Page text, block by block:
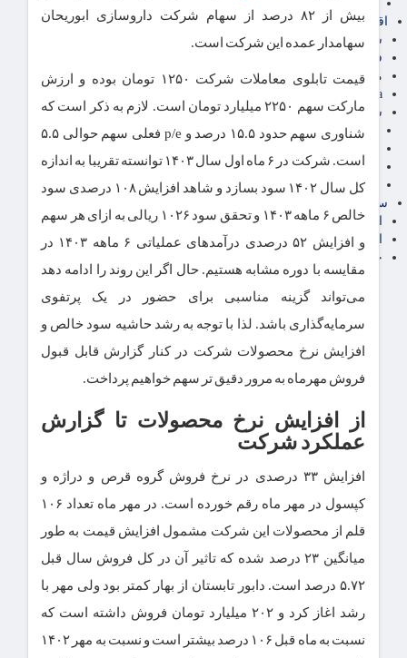
اقتصاد بین الملل
سیاسی
فارکس
مناطق آزاد تجاری
24intermedia
سایر اخبار اقتصادی
عمومی و سرگرمی
آگهی رسمی و مزایده
آکادمی آموزش اقتصادی
سایر رسانه ها
اقتصاد فارسی
اقتصاد آفرین
خرید انواع دیزل ژنراتور
بیش از ۸۲ درصد از سهام شرکت داروسازی ابوریحان
سهامدار عمده این شرکت است.
قیمت تابلوی معاملات شرکت ۱۲۵۰ تومان بوده و ارزش
مارکت سهم ۲۲۵۰ میلیارد تومان است. لازم به ذکر است که
شناوری سهم حدود ۱۵.۵ درصد و p/e فعلی سهم حوالی ۵.۵
است. شرکت در ۶ ماه اول سال ۱۴۰۳ توانسته تقریبا به اندازه
کل سال ۱۴۰۲ سود بسازد و شاهد افزایش ۱۰۸ درصدی سود
خالص ۶ ماهه ۱۴۰۳ و تحقق سود ۱۰۲۶ ریالی به ازای هر سهم
و افزایش ۵۲ درصدی درآمدهای عملیاتی ۶ ماهه ۱۴۰۳ در
مقایسه با دوره مشابه هستیم. حال اگر این روند را ادامه دهد
می‌تواند گزینه مناسبی برای حضور در یک پرتفوی
سرمایه‌گذاری باشد. لذا با توجه به رشد حاشیه سود خالص و
افزایش نرخ محصولات شرکت در کنار گزارش قابل قبول
فروش مهرماه به مرور دقیق تر سهم خواهیم پرداخت.
از افزایش نرخ محصولات تا گزارش
عملکرد شرکت
افزایش ۳۳ درصدی در نرخ فروش گروه قرص و دراژه و
کپسول در مهر ماه رقم خورده است. در مهر ماه تعداد ۱۰۶
قلم از محصولات این شرکت مشمول افزایش قیمت به طور
میانگین ۲۳ درصد شده که تاثیر آن در کل فروش سال قبل
۵.۷۲ درصد است. دابور تابستان از بهار کمتر بود ولی مهر با
رشد اغاز کرد و ۲۰۲ میلیارد تومان فروش داشته است که
نسبت به ماه قبل ۱۰۶ درصد بیشتر است و نسبت به مهر ۱۴۰۲